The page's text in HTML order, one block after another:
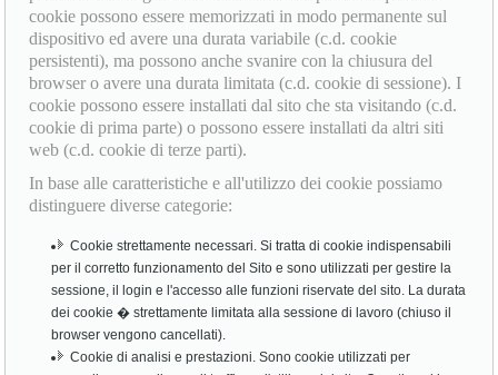
cookie possono essere memorizzati in modo permanente sul
dispositivo ed avere una durata variabile (c.d. cookie
persistenti), ma possono anche svanire con la chiusura del
browser o avere una durata limitata (c.d. cookie di sessione). I
cookie possono essere installati dal sito che sta visitando (c.d.
cookie di prima parte) o possono essere installati da altri siti
web (c.d. cookie di terze parti).
In base alle caratteristiche e all'utilizzo dei cookie possiamo
distinguere diverse categorie:
Cookie strettamente necessari. Si tratta di cookie indispensabili
per il corretto funzionamento del Sito e sono utilizzati per gestire la
sessione, il login e l'accesso alle funzioni riservate del sito. La durata
dei cookie � strettamente limitata alla sessione di lavoro (chiuso il
browser vengono cancellati).
Cookie di analisi e prestazioni. Sono cookie utilizzati per